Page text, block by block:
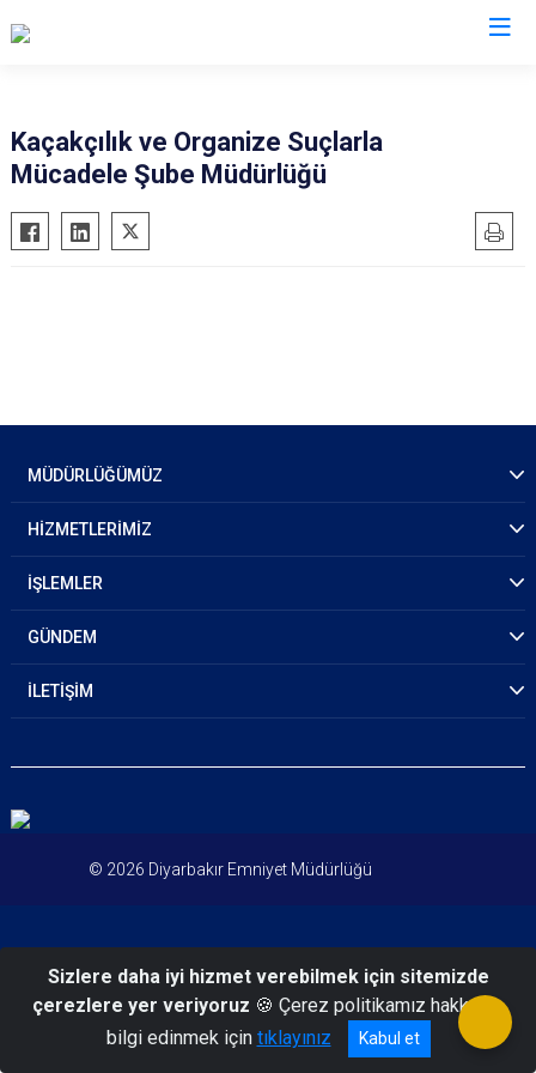
Kaçakçılık ve Organize Suçlarla
Mücadele Şube Müdürlüğü
MÜDÜRLÜĞÜMÜZ
HİZMETLERİMİZ
İŞLEMLER
GÜNDEM
İLETİŞİM
© 2026 Diyarbakır Emniyet Müdürlüğü
Sizlere daha iyi hizmet verebilmek için sitemizde
çerezlere yer veriyoruz 🍪 Çerez politikamız hakkında
bilgi edinmek için tıklayınız Kabul et